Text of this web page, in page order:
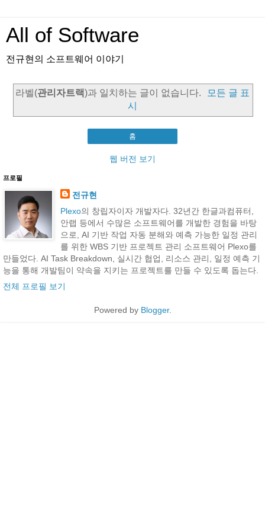
All of Software
전규현의 소프트웨어 이야기
라벨(관리자트랙)과 일치하는 글이 없습니다.
모든 글 표
시
홈
웹 버전 보기
프로필
전규현
Plexo의 창립자이자 개발자다. 32년간 한글과컴퓨터,
안랩 등에서 수많은 소프트웨어를 개발한 경험을 바탕
으로, AI 기반 작업 자동 분해와 예측 가능한 일정 관리
를 위한 WBS 기반 프로젝트 관리 소프트웨어 Plexo를
만들었다. AI Task Breakdown, 실시간 협업, 리소스 관리, 일정 예측 기
능을 통해 개발팀이 약속을 지키는 프로젝트를 만들 수 있도록 돕는다.
전체 프로필 보기
Powered by Blogger.